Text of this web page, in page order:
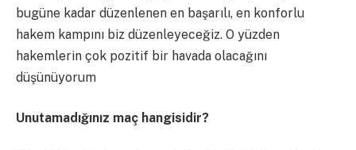
bugüne kadar düzenlenen en başarılı, en konforlu
hakem kampını biz düzenleyeceğiz. O yüzden
hakemlerin çok pozitif bir havada olacağını
düşünüyorum
Unutamadığınız maç hangisidir?